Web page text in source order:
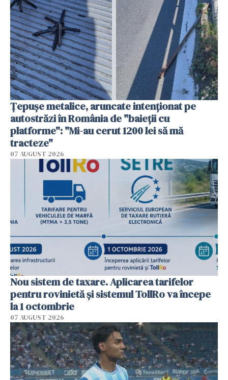
Țepușe metalice, aruncate intenționat pe
autostrăzi în România de "baieții cu
platforme": "Mi-au cerut 1200 lei să mă
tracteze"
07 AUGUST 2026
Nou sistem de taxare. Aplicarea tarifelor
pentru rovinietă şi sistemul TollRo va începe
la 1 octombrie
07 AUGUST 2026